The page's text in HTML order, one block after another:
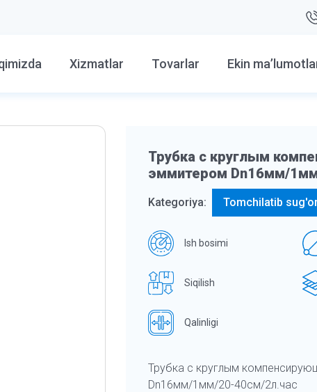
Xizmatlar Tovarlar Ekin
Трубка с круглым
эммитером Dn16мм/
Kategoriya: Tomchilatib
Ish bosimi
Siqilish
Qalinligi
Трубка с круглым
Dn16мм/1мм/20-40см/2л.час